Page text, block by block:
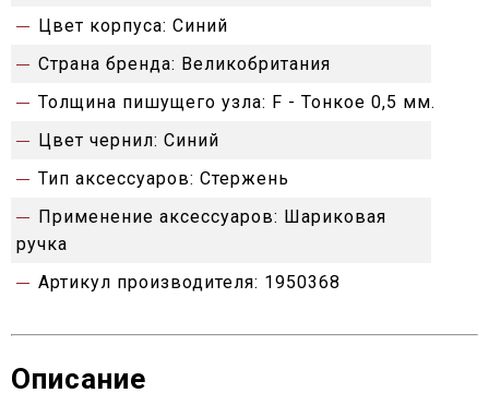
Цвет корпуса: Синий
Страна бренда: Великобритания
Толщина пишущего узла: F - Тонкое 0,5 мм.
Цвет чернил: Синий
Тип аксессуаров: Стержень
Применение аксессуаров: Шариковая
ручка
Артикул производителя: 1950368
Описание